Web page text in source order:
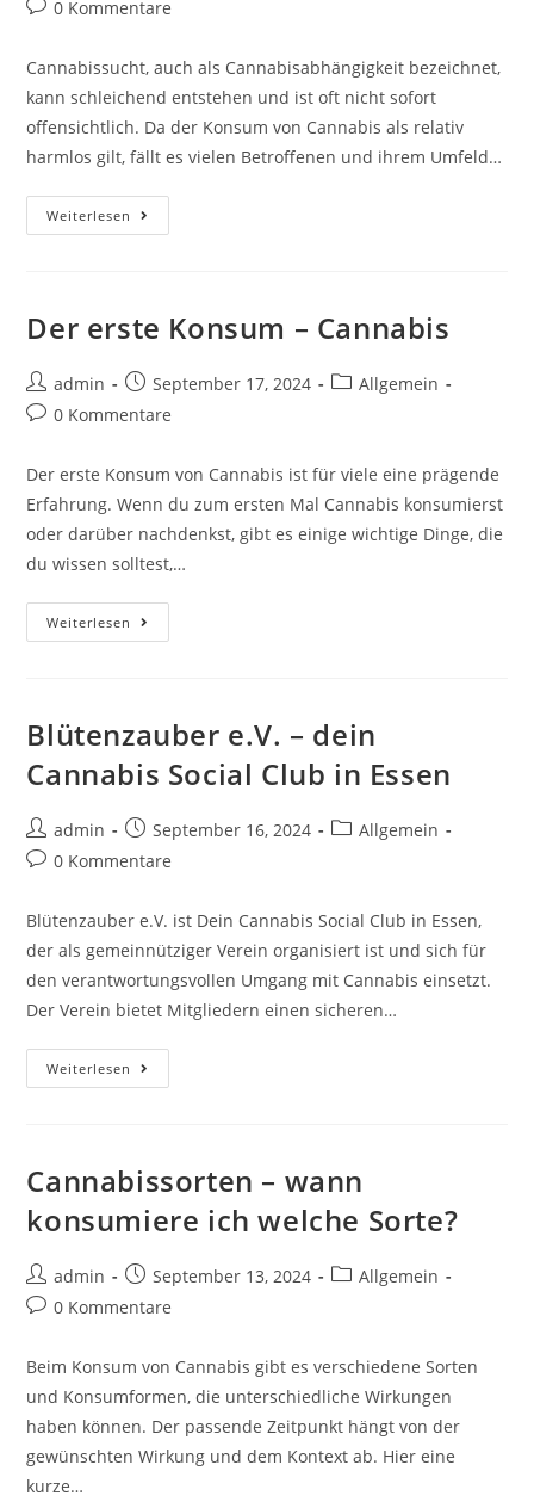
0 Kommentare
Cannabissucht, auch als Cannabisabhängigkeit bezeichnet,
kann schleichend entstehen und ist oft nicht sofort
offensichtlich. Da der Konsum von Cannabis als relativ
harmlos gilt, fällt es vielen Betroffenen und ihrem Umfeld…
Weiterlesen
Der erste Konsum – Cannabis
admin September 17, 2024
Allgemein
0 Kommentare
Der erste Konsum von Cannabis ist für viele eine prägende
Erfahrung. Wenn du zum ersten Mal Cannabis konsumierst
oder darüber nachdenkst, gibt es einige wichtige Dinge, die
du wissen solltest,…
Weiterlesen
Blütenzauber e.V. – dein
Cannabis Social Club in Essen
admin September 16, 2024
Allgemein
0 Kommentare
Blütenzauber e.V. ist Dein Cannabis Social Club in Essen,
der als gemeinnütziger Verein organisiert ist und sich für
den verantwortungsvollen Umgang mit Cannabis einsetzt.
Der Verein bietet Mitgliedern einen sicheren…
Weiterlesen
Cannabissorten – wann
konsumiere ich welche Sorte?
admin September 13, 2024
Allgemein
0 Kommentare
Beim Konsum von Cannabis gibt es verschiedene Sorten
und Konsumformen, die unterschiedliche Wirkungen
haben können. Der passende Zeitpunkt hängt von der
gewünschten Wirkung und dem Kontext ab. Hier eine
kurze…